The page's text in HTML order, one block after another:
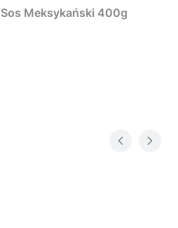
Meksykański 400g